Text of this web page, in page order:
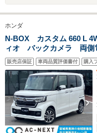
ホンダ
N-BOX カスタム 660 L
ィオ バックカメラ 両側
ィブクルーズコントロー
センサー アイドリング
Bluetooth USB CD
販売店保証 車両品質評価書付 購入